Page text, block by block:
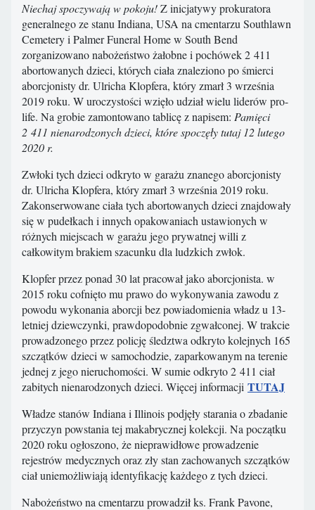
Niechaj spoczywają w pokoju!Z inicjatywy prokuratora
generalnego ze stanu Indiana, USA na cmentarzu Southlawn
Cemetery i Palmer Funeral Home w South Bend
zorganizowano nabożeństwo żałobne i pochówek 2 411
abortowanych dzieci, których ciała znaleziono po śmierci
aborcjonisty dr. Ulricha Klopfera, który zmarł 3 września
2019 roku. W uroczystości wzięło udział wielu liderów pro-
life. Na grobie zamontowano tablicę z napisem: Pamięci
2 411 nienarodzonych dzieci, które spoczęły tutaj 12 lutego
2020 r.
Zwłoki tych dzieci odkryto w garażu znanego aborcjonisty
dr. Ulricha Klopfera, który zmarł 3 września 2019 roku.
Zakonserwowane ciała tych abortowanych dzieci znajdowały
się w pudełkach i innych opakowaniach ustawionych w
różnych miejscach w garażu jego prywatnej willi z
całkowitym brakiem szacunku dla ludzkich zwłok.
Klopfer przez ponad 30 lat pracował jako aborcjonista. w
2015 roku cofnięto mu prawo do wykonywania zawodu z
powodu wykonania aborcji bez powiadomienia władz u 13-
letniej dziewczynki, prawdopodobnie zgwałconej. W trakcie
prowadzonego przez policję śledztwa odkryto kolejnych 165
szczątków dzieci w samochodzie, zaparkowanym na terenie
jednej z jego nieruchomości. W sumie odkryto 2 411 ciał
zabitych nienarodzonych dzieci. Więcej informacji TUTAJ
Władze stanów Indiana i Illinois podjęły starania o zbadanie
przyczyn powstania tej makabrycznej kolekcji. Na początku
2020 roku ogłoszono, że nieprawidłowe prowadzenie
rejestrów medycznych oraz zły stan zachowanych szczątków
ciał uniemożliwiają identyfikację każdego z tych dzieci.
Nabożeństwo na cmentarzu prowadził ks. Frank Pavone,